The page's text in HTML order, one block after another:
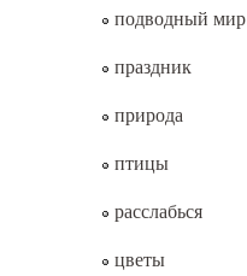
подводный мир
праздник
природа
птицы
расслабься
цветы